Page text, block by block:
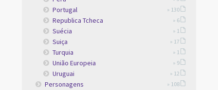
Portugal » 130
Republica Tcheca » 6
Suécia » 1
Suiça » 17
Turquia » 1
União Europeia » 9
Uruguai » 12
Personagens » 108